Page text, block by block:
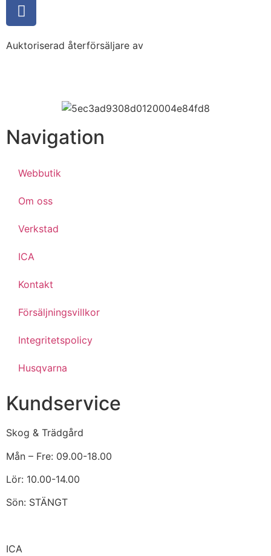
Auktoriserad återförsäljare av
Navigation
Webbutik
Om oss
Verkstad
ICA
Kontakt
Försäljningsvillkor
Integritetspolicy
Husqvarna
Kundservice
Skog & Trädgård
Mån – Fre: 09.00-18.00
Lör: 10.00-14.00
Sön: STÄNGT
ICA